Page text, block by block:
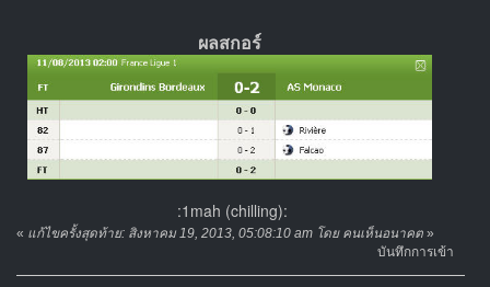
ผลสกอร์
:1mah (chilling):
« แก้ไขครั้งสุดท้าย: สิงหาคม 19, 2013, 05:08:10 am โดย คนเห็นอนาคต »
บันทึกการเข้า